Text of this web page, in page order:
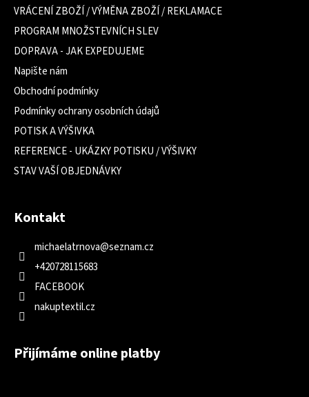
VRÁCENÍ ZBOŽÍ / VÝMĚNA ZBOŽÍ / REKLAMACE
PROGRAM MNOŽSTEVNÍCH SLEV
DOPRAVA - JAK EXPEDUJEME
Napište nám
Obchodní podmínky
Podmínky ochrany osobních údajů
POTISK A VÝŠIVKA
REFERENCE - UKÁZKY POTISKU / VÝŠIVKY
STAV VAŠÍ OBJEDNÁVKY
Kontakt
michaelatrnova@seznam.cz
+420728115683
FACEBOOK
nakuptextil.cz
Přijímáme online platby